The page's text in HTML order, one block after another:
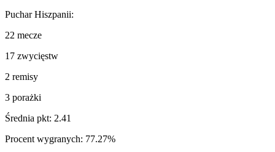
Puchar Hiszpanii:
22 mecze
17 zwycięstw
2 remisy
3 porażki
Średnia pkt: 2.41
Procent wygranych: 77.27%